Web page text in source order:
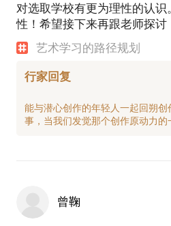
对选取学校有更为理性的认
性！希望接下来再跟老师探讨
艺术学习的路径规划
行家回复
能与潜心创作的年轻人一起回朔
曾鞠